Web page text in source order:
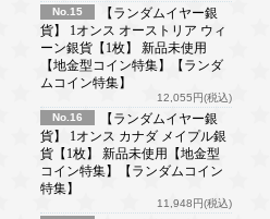
No.15
【ランダムイヤー銀
貨】 1オンス オーストリア ウィ
ーン銀貨【1枚】 新品未使用
【地金型コイン特集】【ランダ
ムコイン特集】
12,055円(税込)
No.16
【ランダムイヤー銀
貨】 1オンス カナダ メイプル銀
貨【1枚】 新品未使用【地金型
コイン特集】【ランダムコイン
特集】
11,948円(税込)